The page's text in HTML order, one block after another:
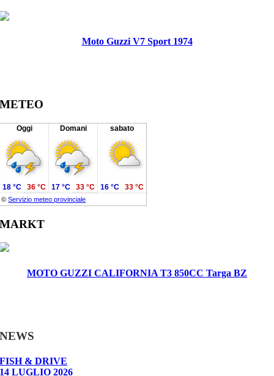
Moto Guzzi V7 Sport 1974
METEO
Oggi Domani sabato
©Servizio meteo provinciale
18 °C 36 °C 17 °C 33 °C 16 °C 33 °C
MARKT
MOTO GUZZI CALIFORNIA T3 850CC Targa BZ
NEWS
FISH & DRIVE
14 LUGLIO 2026